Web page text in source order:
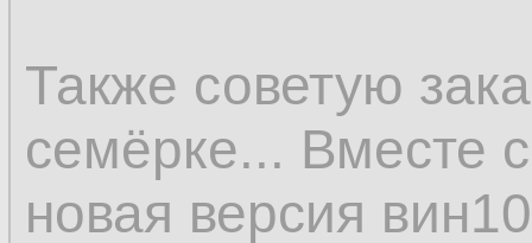
Также советую
семёрке... Вместе
новая версия